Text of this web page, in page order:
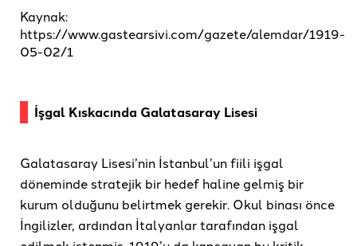
Kaynak:
https://www.gastearsivi.com/gazete/alemdar/1919-
05-02/1
İşgal Kıskacında Galatasaray Lisesi
Galatasaray Lisesi’nin İstanbul’un fiili işgal
döneminde stratejik bir hedef haline gelmiş bir
kurum olduğunu belirtmek gerekir. Okul binası önce
İngilizler, ardından İtalyanlar tarafından işgal